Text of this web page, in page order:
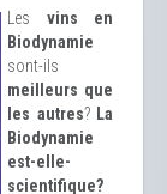
Les vins en
Biodynamie
sont-ils
meilleurs que
les autres?La
Biodynamie
est-elle-
scientifique?